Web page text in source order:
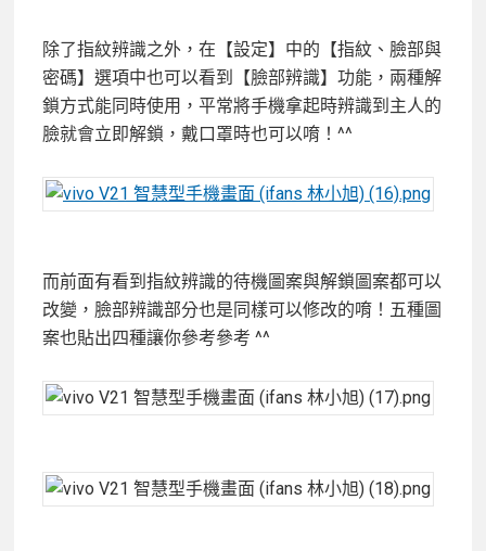
除了指紋辨識之外，在【設定】中的【指紋、臉部與
密碼】選項中也可以看到【臉部辨識】功能，兩種解
鎖方式能同時使用，平常將手機拿起時辨識到主人的
臉就會立即解鎖，戴口罩時也可以唷！^^
而前面有看到指紋辨識的待機圖案與解鎖圖案都可以
改變，臉部辨識部分也是同樣可以修改的唷！五種圖
案也貼出四種讓你參考參考 ^^